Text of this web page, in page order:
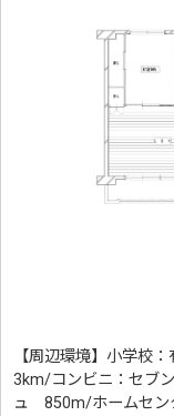
【周辺環境】小学校
3km/コンビニ：セブ
ュ 850m/ホームセン